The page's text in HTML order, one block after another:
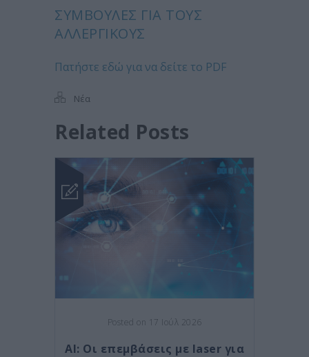
ΣΥΜΒΟΥΛΈΣ ΓΙΑ ΤΟΥΣ
ΑΛΛΕΡΓΙΚΟΎΣ
Πατήστε εδώ για να δείτε το PDF
Νέα
Related Posts
Posted on 17 Ιούλ 2026
AI: Οι επεμβάσεις με laser για